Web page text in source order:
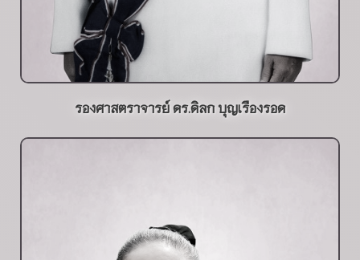
รองศาสตราจารย์ ดร.ดิลก บุญเรืองรอด